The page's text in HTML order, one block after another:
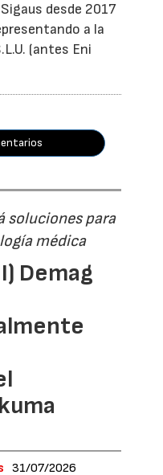
desde 2017
a la
(antes Eni
soluciones para
médica
Demag
31/07/2026